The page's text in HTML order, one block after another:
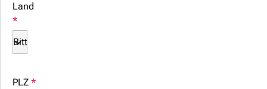
Land
*
PLZ *